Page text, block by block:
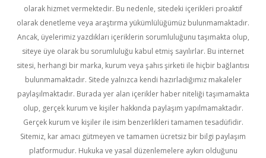
olarak hizmet vermektedir. Bu nedenle, sitedeki içerikleri proaktif
olarak denetleme veya araştırma yükümlülüğümüz bulunmamaktadır.
Ancak, üyelerimiz yazdıkları içeriklerin sorumluluğunu taşımakta olup,
siteye üye olarak bu sorumluluğu kabul etmiş sayılırlar. Bu internet
sitesi, herhangi bir marka, kurum veya şahıs şirketi ile hiçbir bağlantısı
bulunmamaktadır. Sitede yalnızca kendi hazırladığımız makaleler
paylaşılmaktadır. Burada yer alan içerikler haber niteliği taşımamakta
olup, gerçek kurum ve kişiler hakkında paylaşım yapılmamaktadır.
Gerçek kurum ve kişiler ile isim benzerlikleri tamamen tesadüfidir.
Sitemiz, kar amacı gütmeyen ve tamamen ücretsiz bir bilgi paylaşım
platformudur. Hukuka ve yasal düzenlemelere aykırı olduğunu